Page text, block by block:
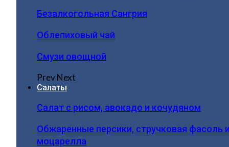
Безалкогольная Сангрия
Облепиховый чай
Смузи овощной
PrevNext
Салаты
Салат с рисом, авокадо и кочудяном
Обжаренные персики, стручковая фасоль
моцарелла